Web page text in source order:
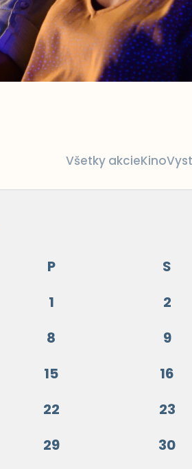
Všetky akcieKino
P S
1
2
8 9
15 16
22 23
29 30